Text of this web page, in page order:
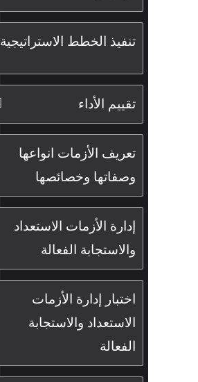
تنفيذ الخطط الاستراتيجية
تقييم الأداء
تعريف الأزمات انواعها
وصفاتها وخصائصها
إدارة الأزمات الاستعداد
والاستجابة الفعالة
اختبار إدارة الأزمات
الاستعداد والاستجابة
الفعالة